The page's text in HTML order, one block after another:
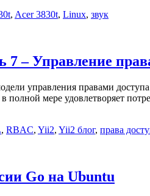
, Acer 3830t, Linux, звук
7 – Управление
управления правами
полной мере удовлетворяет
, RBAC, Yii2, Yii2 блог, права
Go на Ubuntu